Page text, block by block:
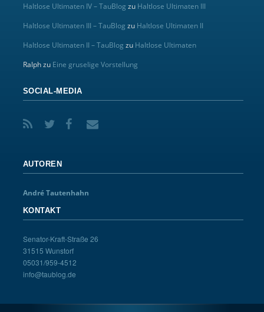
Haltlose Ultimaten IV – TauBlog zu Haltlose Ultimaten III
Haltlose Ultimaten III – TauBlog zu Haltlose Ultimaten II
Haltlose Ultimaten II – TauBlog zu Haltlose Ultimaten
Ralphzu Eine gruselige Vorstellung
SOCIAL-MEDIA
AUTOREN
André Tautenhahn
KONTAKT
Senator-Kraft-Straße 26
31515 Wunstorf
05031/959-4512
info@taublog.de